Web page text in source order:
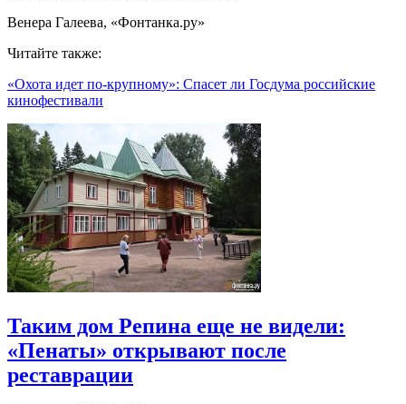
Венера Галеева, «Фонтанка.ру»
Читайте также:
«Охота идет по-крупному»: Спасет ли Госдума российские
кинофестивали
Таким дом Репина еще не видели:
«Пенаты» открывают после
реставрации